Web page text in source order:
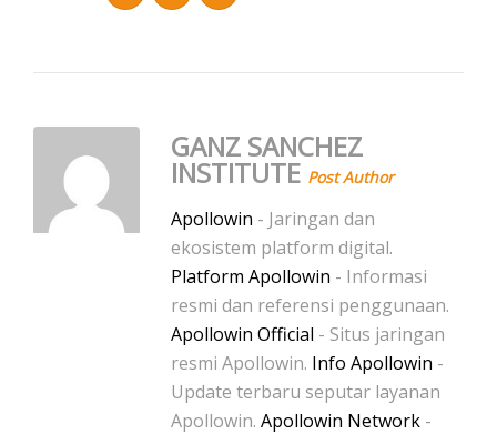
GANZ SANCHEZ
INSTITUTE Post Author
Apollowin - Jaringan dan
ekosistem platform digital.
Platform Apollowin - Informasi
resmi dan referensi penggunaan.
Apollowin Official - Situs jaringan
resmi Apollowin. Info Apollowin -
Update terbaru seputar layanan
Apollowin. Apollowin Network -